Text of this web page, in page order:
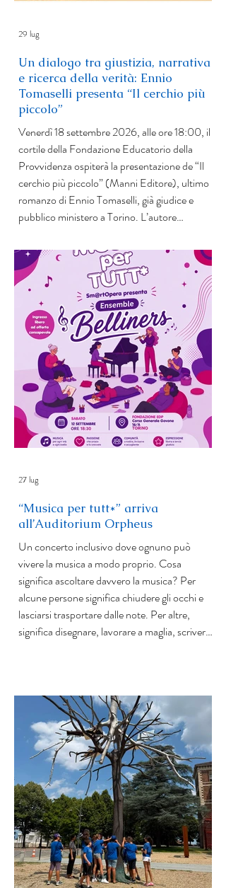
Un dialogo tra giustizia, narrativa
e ricerca della verità: Ennio
Tomaselli presenta “Il cerchio più
piccolo”
Venerdì 18 settembre 2026, alle ore 18:00, il
cortile della Fondazione Educatorio della
Provvidenza ospiterà la presentazione de “Il
cerchio più piccolo” (Manni Editore), ultimo
romanzo di Ennio Tomaselli, già giudice e
pubblico ministero a Torino. L’autore
sociale e scrittrice, in un incontro che intreccia
l’esperienza diretta di chi ha vissuto le aule di
giustizia con la forza della narrazione. Al
centro del romanzo, la storia “sbagl
29 lug
“Musica per tutt*” arriva
all’Auditorium Orpheus
Un concerto inclusivo dove ognuno può
vivere la musica a modo proprio. Cosa
significa ascoltare davvero la musica? Per
alcune persone significa chiudere gli occhi e
lasciarsi trasportare dalle note. Per altre,
significa disegnare, lavorare a maglia, scrivere,
progetto di Sm@rtOpera, la musica classica
diventa un linguaggio aperto, accessibile e
accogliente
27 lug